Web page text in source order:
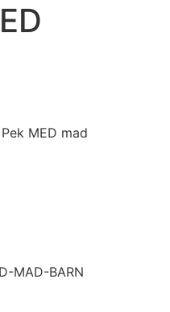
MED mad
MAD-BARN